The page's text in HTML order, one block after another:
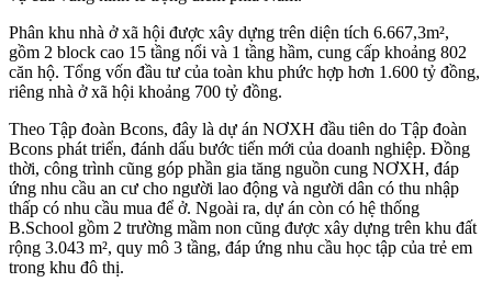
Phân khu nhà ở xã hội được xây dựng trên diện tích 6.667,3m²,
gồm 2 block cao 15 tầng nổi và 1 tầng hầm, cung cấp khoảng 802
căn hộ. Tổng vốn đầu tư của toàn khu phức hợp hơn 1.600 tỷ đồng,
riêng nhà ở xã hội khoảng 700 tỷ đồng.
Theo Tập đoàn Bcons, đây là dự án NƠXH đầu tiên do Tập đoàn
Bcons phát triển, đánh dấu bước tiến mới của doanh nghiệp. Đồng
thời, công trình cũng góp phần gia tăng nguồn cung NƠXH, đáp
ứng nhu cầu an cư cho người lao động và người dân có thu nhập
thấp có nhu cầu mua để ở. Ngoài ra, dự án còn có hệ thống
B.School gồm 2 trường mầm non cũng được xây dựng trên khu đất
rộng 3.043 m², quy mô 3 tầng, đáp ứng nhu cầu học tập của trẻ em
trong khu đô thị.